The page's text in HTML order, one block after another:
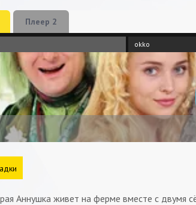
Плеер 2
okko
Аннушка живет на ферме вместе с двумя